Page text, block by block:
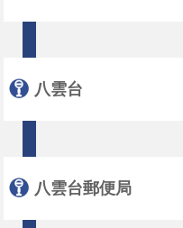
八雲台
八雲台郵便局